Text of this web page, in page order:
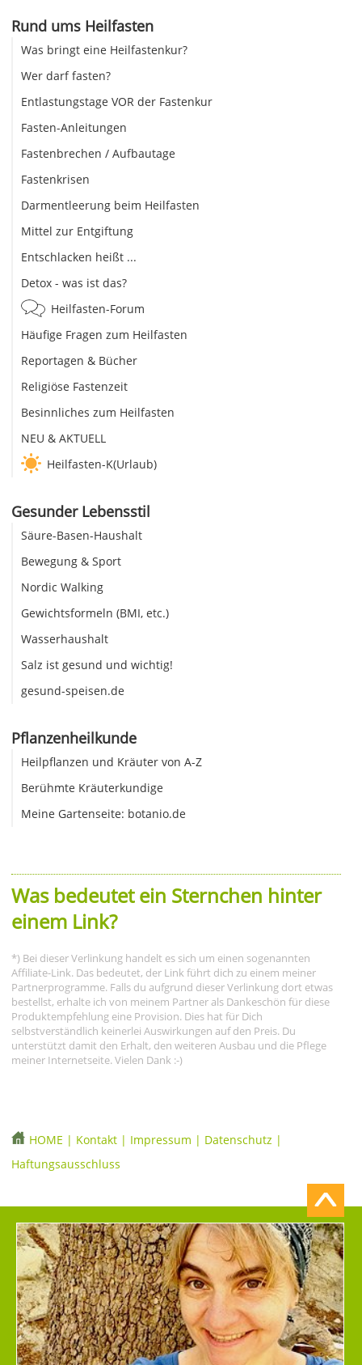
Rund ums Heilfasten
Was bringt eine Heilfastenkur?
Wer darf fasten?
Entlastungstage VOR der Fastenkur
Fasten-Anleitungen
Fastenbrechen / Aufbautage
Fastenkrisen
Darmentleerung beim Heilfasten
Mittel zur Entgiftung
Entschlacken heißt ...
Detox - was ist das?
Heilfasten-Forum
Häufige Fragen zum Heilfasten
Reportagen & Bücher
Religiöse Fastenzeit
Besinnliches zum Heilfasten
NEU & AKTUELL
Heilfasten-K(Urlaub)
Gesunder Lebensstil
Säure-Basen-Haushalt
Bewegung & Sport
Nordic Walking
Gewichtsformeln (BMI, etc.)
Wasserhaushalt
Salz ist gesund und wichtig!
gesund-speisen.de
Pflanzenheilkunde
Heilpflanzen und Kräuter von A-Z
Berühmte Kräuterkundige
Meine Gartenseite: botanio.de
Was bedeutet ein Sternchen hinter
einem Link?
*) Bei dieser Verlinkung handelt es sich um einen sogenannten
Affiliate-Link. Das bedeutet, der Link führt dich zu einem meiner
Partnerprogramme. Falls du aufgrund dieser Verlinkung dort etwas
bestellst, erhalte ich von meinem Partner als Dankeschön für diese
Produktempfehlung eine Provision. Dies hat für Dich
selbstverständlich keinerlei Auswirkungen auf den Preis. Du
unterstützt damit den Erhalt, den weiteren Ausbau und die Pflege
meiner Internetseite. Vielen Dank :-)
HOME | Kontakt | Impressum | Datenschutz |
Haftungsausschluss